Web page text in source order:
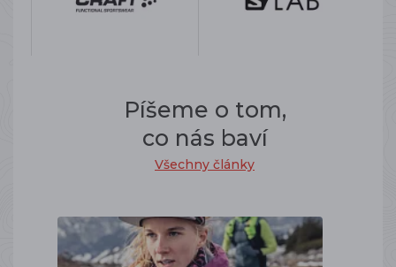
Píšeme o tom,
co nás baví
Všechny články